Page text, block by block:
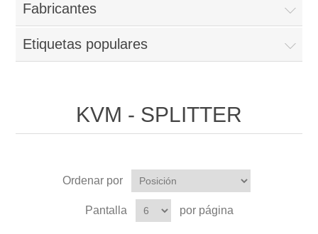
Fabricantes
Etiquetas populares
KVM - SPLITTER
Ordenar por
Pantalla por página